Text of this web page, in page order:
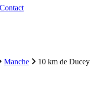
Contact
Manche
10 km de Ducey